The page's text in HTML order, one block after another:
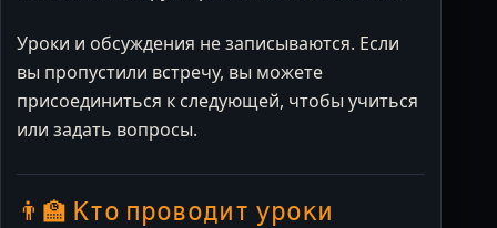
Уроки и обсуждения не записываются. Если
вы пропустили встречу, вы можете
присоединиться к следующей, чтобы учиться
или задать вопросы.
👨‍🏫 Кто проводит уроки